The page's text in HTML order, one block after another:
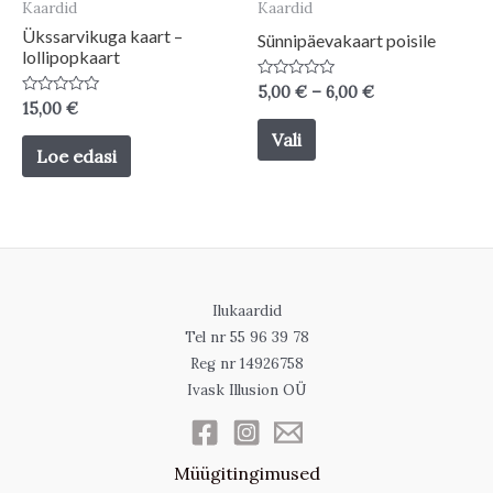
the
product
page
product
page
Kaardid
Ükssarvikuga kaart –
lollipopkaart
Hinnanguga
0
/
15,00 €
Loe edasi
Kaardid
Sünnipäevakaart poisile
Hinnanguga
0
/
5,00 € – 6,00 €Price
Vali
This
product
variants.
the
Ilukaardid
Tel nr 55 96 39 78
Reg nr 14926758
Ivask Illusion OÜ
Müügitingimused